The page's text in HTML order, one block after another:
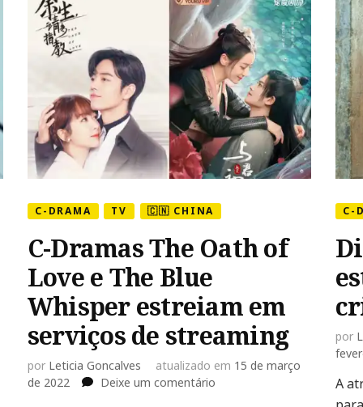
C-DRAMA TV 🇨🇳 CHINA
C-Dramas The Oath of
Love e The Blue
Whisper estreiam em
serviços de streaming
por Leticia Goncalves atualizado em 15 de março
de 2022
Deixe um comentárioem
C-
por
A